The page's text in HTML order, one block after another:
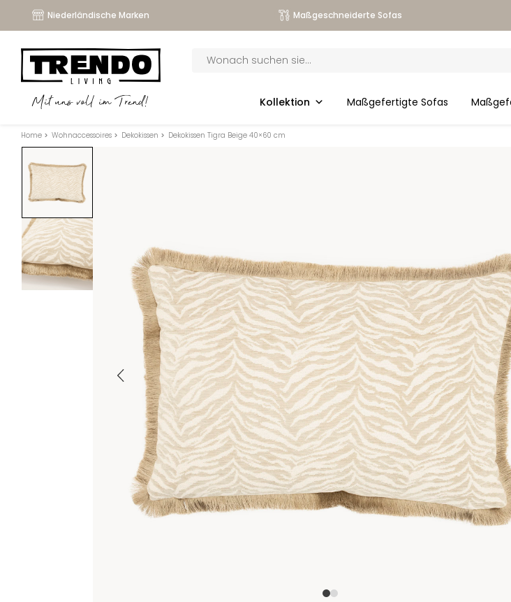
Niederländische Marken Maßgeschneiderte Sofas
Mit uns voll im Trend!
search
Kollektion Maßgefertigte Sofas
Home > Wohnaccessoires > Dekokissen > Dekokissen Tigra Beige 40×60 cm